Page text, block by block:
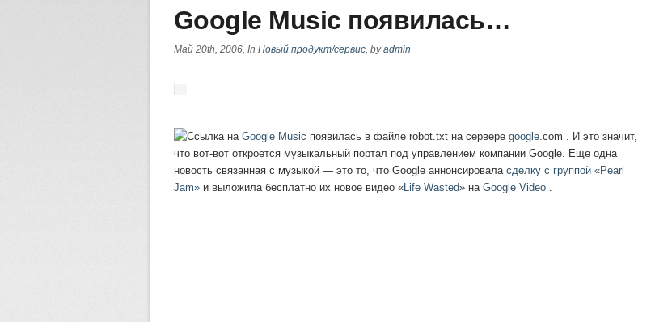
Google Music появилась…
Май 20th, 2006, In Новый продукт/сервис, byadmin
Ссылка на Google Music появилась в файле robot.txt на сервере google.com . И это значит,
что вот-вот откроется музыкальный портал под управлением компании Google. Еще одна
новость связанная с музыкой — это то, что Google аннонсировала сделку с группой «Pearl
Jam»и выложила бесплатно их новое видео «Life Wasted» на Google Video.